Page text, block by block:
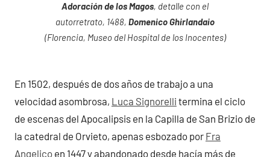
Adoración de los Magos, detalle con el
autorretrato, 1488, Domenico Ghirlandaio
(Florencia, Museo del Hospital de los Inocentes)
En 1502, después de dos años de trabajo a una
velocidad asombrosa, Luca Signorelli termina el ciclo
de escenas del Apocalipsis en la Capilla de San Brizio de
la catedral de Orvieto, apenas esbozado por Fra
Angelico en 1447 y abandonado desde hacía más de